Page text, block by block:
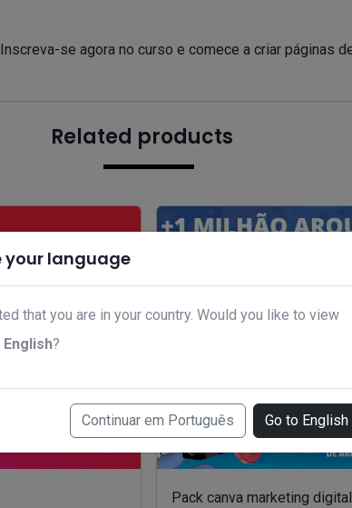
your language
that you are in your country. Would you like to view
English?
Continuar em Português Go to English
se agora no curso e comece a criar páginas
Related products
Pack canva marketing digital